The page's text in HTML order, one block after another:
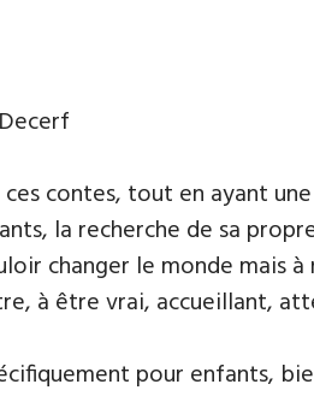
contes, tout en ayant
la recherche de sa
changer le monde mais à
à être vrai, accueillant,
pour enfants,